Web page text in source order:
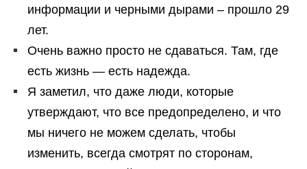
информации и черными дырами – прошло 29
лет.
Очень важно просто не сдаваться. Там, где
есть жизнь — есть надежда.
Я заметил, что даже люди, которые
утверждают, что все предопределено, и что
мы ничего не можем сделать, чтобы
изменить, всегда смотрят по сторонам,